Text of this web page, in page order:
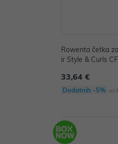
Rowenta četka
ir Style & Curls
33,64 €
Dodatnih -5% uz